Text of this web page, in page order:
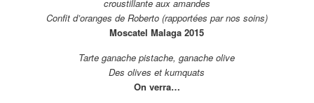
croustillante aux amandes
Confit d’oranges de Roberto (rapportées par nos soins)
Moscatel Malaga 2015
Tarte ganache pistache, ganache olive
Des olives et kumquats
On verra…